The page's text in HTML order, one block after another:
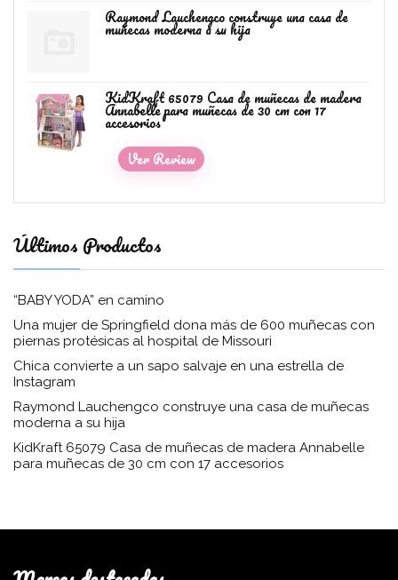
Raymond Lauchengco construye una casa de
muñecas moderna a su hija
KidKraft 65079 Casa de muñecas de madera
Annabelle para muñecas de 30 cm con 17
accesorios
Ver Review
Últimos Productos
“BABY YODA” en camino
Una mujer de Springfield dona más de 600 muñecas con
piernas protésicas al hospital de Missouri
Chica convierte a un sapo salvaje en una estrella de
Instagram
Raymond Lauchengco construye una casa de muñecas
moderna a su hija
KidKraft 65079 Casa de muñecas de madera Annabelle
para muñecas de 30 cm con 17 accesorios